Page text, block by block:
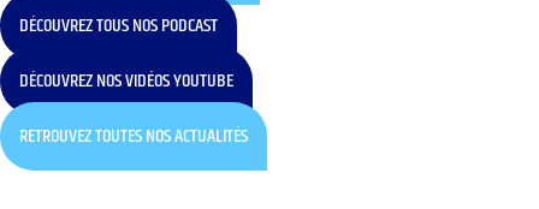
DÉCOUVREZ TOUS NOS PODCAST
DÉCOUVREZ NOS VIDÉOS YOUTUBE
RETROUVEZ TOUTES NOS ACTUALITÉS